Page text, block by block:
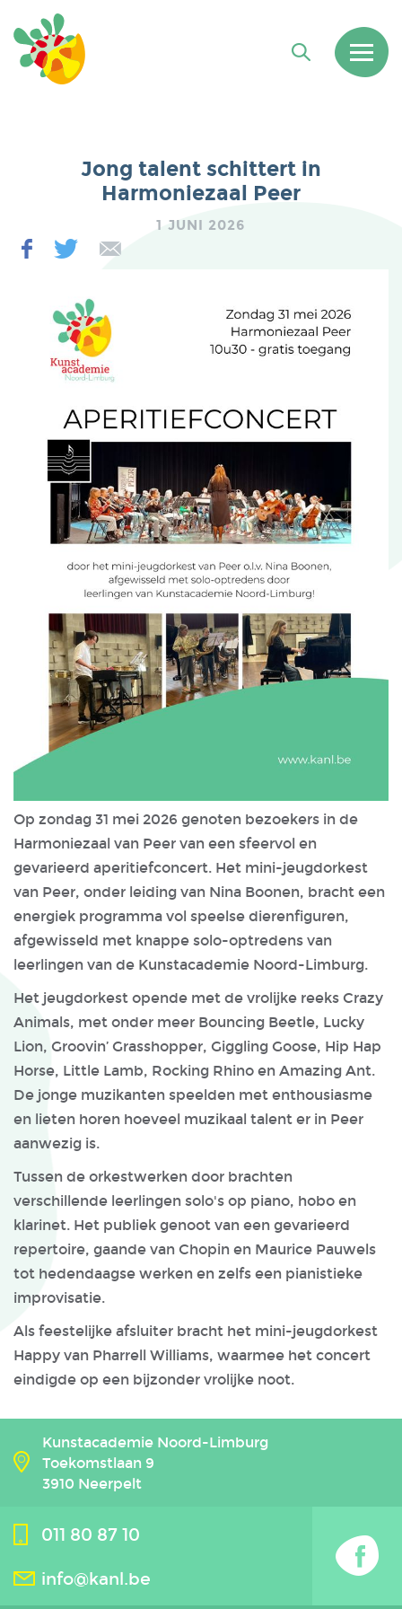
Jong talent schittert in
Harmoniezaal Peer
1 JUNI 2026
Op zondag 31 mei 2026 genoten bezoekers in de
Harmoniezaal van Peer van een sfeervol en
gevarieerd aperitiefconcert. Het mini-jeugdorkest
van Peer, onder leiding van Nina Boonen, bracht een
energiek programma vol speelse dierenfiguren,
afgewisseld met knappe solo-optredens van
leerlingen van de Kunstacademie Noord-Limburg.
Het jeugdorkest opende met de vrolijke reeks Crazy
Animals, met onder meer Bouncing Beetle, Lucky
Lion, Groovin’ Grasshopper, Giggling Goose, Hip Hap
Horse, Little Lamb, Rocking Rhino en Amazing Ant.
De jonge muzikanten speelden met enthousiasme
en lieten horen hoeveel muzikaal talent er in Peer
aanwezig is.
Tussen de orkestwerken door brachten
verschillende leerlingen solo's op piano, hobo en
klarinet. Het publiek genoot van een gevarieerd
repertoire, gaande van Chopin en Maurice Pauwels
tot hedendaagse werken en zelfs een pianistieke
improvisatie.
Als feestelijke afsluiter bracht het mini-jeugdorkest
Happy van Pharrell Williams, waarmee het concert
eindigde op een bijzonder vrolijke noot.
Kunstacademie Noord-Limburg
Toekomstlaan 9
3910 Neerpelt
011 80 87 10
info@kanl.be